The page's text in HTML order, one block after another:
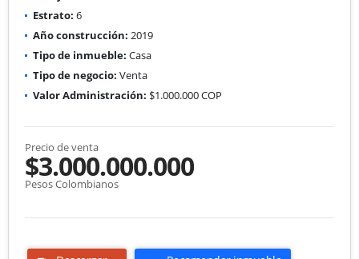
Estrato: 6
Año construcción: 2019
Tipo de inmueble: Casa
Tipo de negocio: Venta
Valor Administración: $1.000.000 COP
Precio de venta
$3.000.000.000
Pesos Colombianos